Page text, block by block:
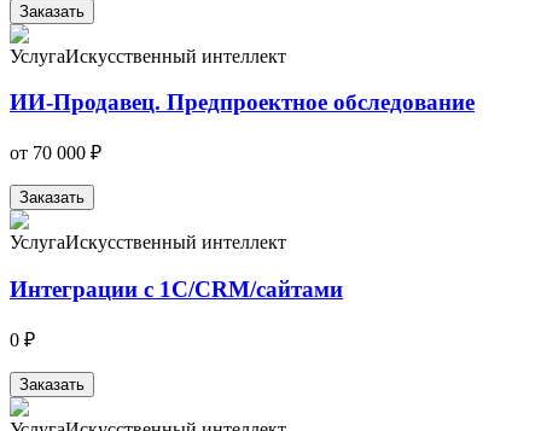
Заказать
УслугаИскусственный интеллект
ИИ-Продавец. Предпроектное обследование
от 70 000 ₽
Заказать
УслугаИскусственный интеллект
Интеграции с 1С/CRM/сайтами
0 ₽
Заказать